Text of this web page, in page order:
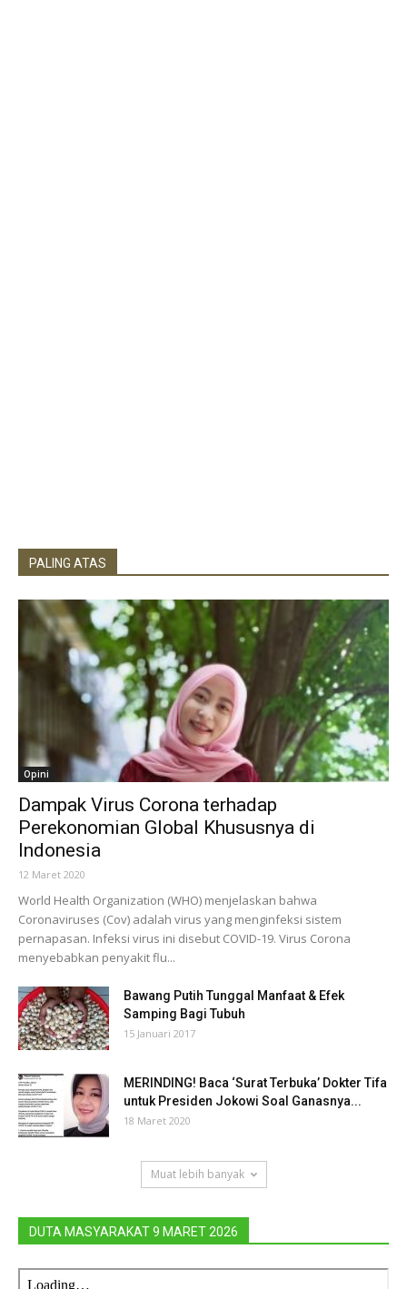
PALING ATAS
Opini
Dampak Virus Corona terhadap
Perekonomian Global Khususnya di
Indonesia
12 Maret 2020
World Health Organization (WHO) menjelaskan bahwa
Coronaviruses (Cov) adalah virus yang menginfeksi sistem
pernapasan. Infeksi virus ini disebut COVID-19. Virus Corona
menyebabkan penyakit flu...
Bawang Putih Tunggal Manfaat & Efek
Samping Bagi Tubuh
15 Januari 2017
MERINDING! Baca ‘Surat Terbuka’ Dokter Tifa
untuk Presiden Jokowi Soal Ganasnya...
18 Maret 2020
Muat lebih banyak
DUTA MASYARAKAT 9 MARET 2026